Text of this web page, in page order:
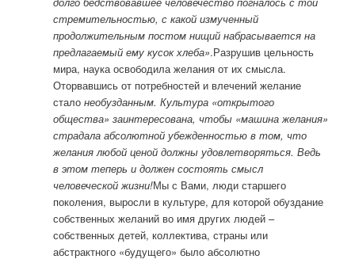
стремительностью, с какой измученный
продолжительным постом нищий набрасывается на
предлагаемый ему кусок хлеба».Разрушив цельность
мира, наука освободила желания от их смысла.
Оторвавшись от потребностей и влечений желание
стало необузданным. Культура «открытого
общества» заинтересована, чтобы «машина желания»
страдала абсолютной убежденностью в том, что
желания любой ценой должны удовлетворяться. Ведь
в этом теперь и должен состоять смысл
человеческой жизни!Мы с Вами, люди старшего
поколения, выросли в культуре, для которой обуздание
собственных желаний во имя других людей –
собственных детей, коллектива, страны или
абстрактного «будущего» было абсолютно